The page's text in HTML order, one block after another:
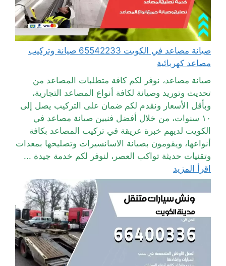
صيانة مصاعد في الكويت 65542233 صيانة وتركيب
مصاعد كهربائية
صيانة مصاعد، نوفر لكم كافة متطلبات المصاعد من
تحديث وتوريد وصيانة لكافة أنواع المصاعد التجارية،
وبأقل الأسعار ونقدم لكم ضمان على التركيب يصل إلى
١٠ سنوات، من خلال أفضل فنيين صيانة مصاعد في
الكويت لديهم خبرة عريقة في تركيب المصاعد بكافة
أنواعها، ويقومون بصيانة الاسانسيرات وتصليحها بمعدات
وتقنيات حديثة تواكب العصر، لنوفر لكم خدمة جيدة ...
اقرأ المزيد